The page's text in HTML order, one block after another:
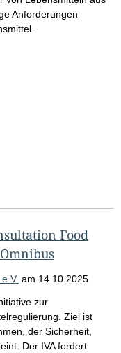
Anforderungen
Food
am 14.10.2025
zur
Ziel ist
der Sicherheit,
Der IVA fordert